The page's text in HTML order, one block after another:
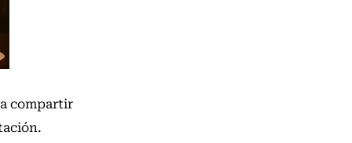
compartir